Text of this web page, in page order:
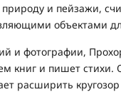
и пейзажи,
объектами
и фотографии,
книг и пишет стихи.
расширить